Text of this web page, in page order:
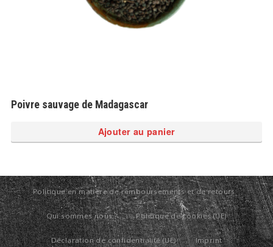
Poivre sauvage de Madagascar
Ajouter au panier
Politique en matière de remboursements et de retours
Qui sommes nous ? Politique de cookies (UE)
Déclaration de confidentialité (UE) Imprint